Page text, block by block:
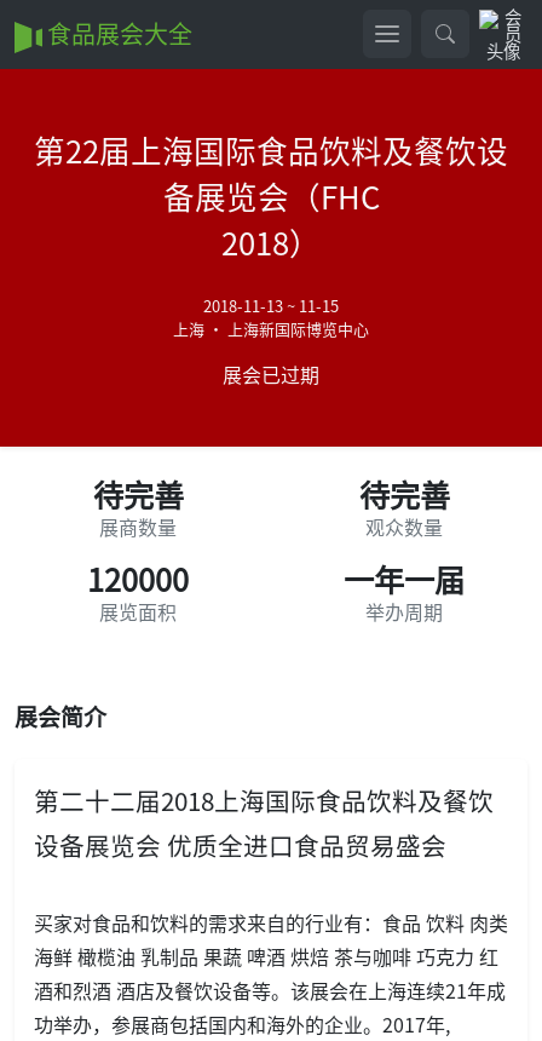
食品展会大全
第22届上海国际食品饮料及餐饮设
备展览会（FHC
2018）
2018-11-13 ~ 11-15
上海 • 上海新国际博览中心
展会已过期
待完善
展商数量
待完善
观众数量
120000
展览面积
一年一届
举办周期
展会简介
第二十二届2018上海国际食品饮料及餐饮
设备展览会 优质全进口食品贸易盛会
买家对食品和饮料的需求来自的行业有：食品 饮料 肉类
海鲜 橄榄油 乳制品 果蔬 啤酒 烘焙 茶与咖啡 巧克力 红
酒和烈酒 酒店及餐饮设备等。该展会在上海连续21年成
功举办，参展商包括国内和海外的企业。2017年,